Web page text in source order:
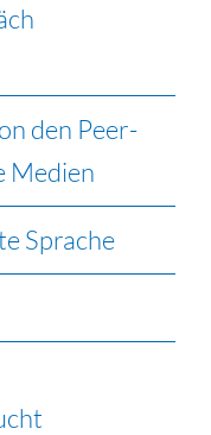
den Peer-
Medien
Sprache